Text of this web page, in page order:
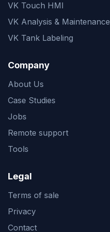
VK Touch HMI
VK Analysis & Maintenance
VK Tank Labeling
Company
About Us
Case Studies
Jobs
Remote support
Tools
Legal
Terms of sale
Privacy
Contact